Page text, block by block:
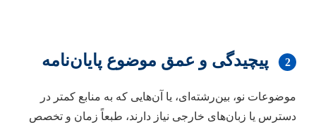
2 پیچیدگی و عمق موضوع پایان‌نامه
موضوعات نو، بین‌رشته‌ای، یا آن‌هایی که به منابع کمتر در
دسترس یا زبان‌های خارجی نیاز دارند، طبعاً زمان و تخصص